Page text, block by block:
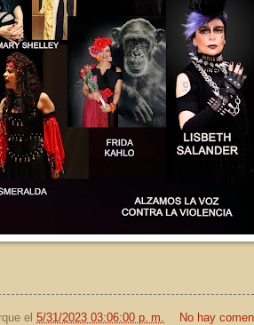
el 5/31/2023 03:06:00 p. m. No hay